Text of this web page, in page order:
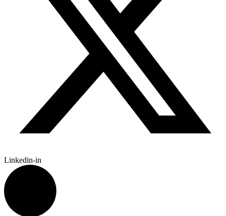
Linkedin-in